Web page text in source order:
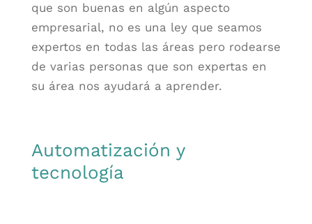
que son buenas en algún aspecto
empresarial, no es una ley que seamos
expertos en todas las áreas pero rodearse
de varias personas que son expertas en
su área nos ayudará a aprender.
Automatización y
tecnología